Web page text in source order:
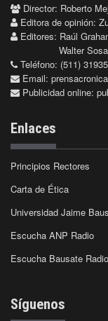
Director: Roberto
Editora de opinión:
Editores: Raúl
Walter
Teléfono: (511)
Email:
Publicidad online:
Enlaces
Principios Rectores
Carta de Ética
Universidad Jaime
Escucha ANP Radio
Escucha Bausate Radio
Síguenos